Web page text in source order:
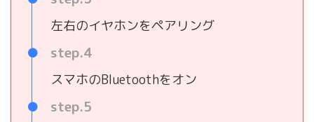
左右のイヤホンをペアリング
step.4
スマホのBluetoothをオン
step.5